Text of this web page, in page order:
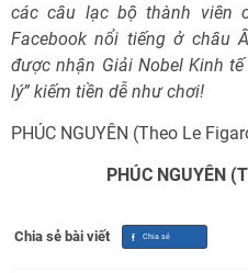
các câu lạc bộ thành viên
Facebook nổi tiếng ở châu
được nhận Giải Nobel Kinh tế
lý” kiếm tiền dễ như chơi!
PHÚC NGUYÊN (Theo Le
PHÚC NGUYÊN
Chia sẻ bài viết